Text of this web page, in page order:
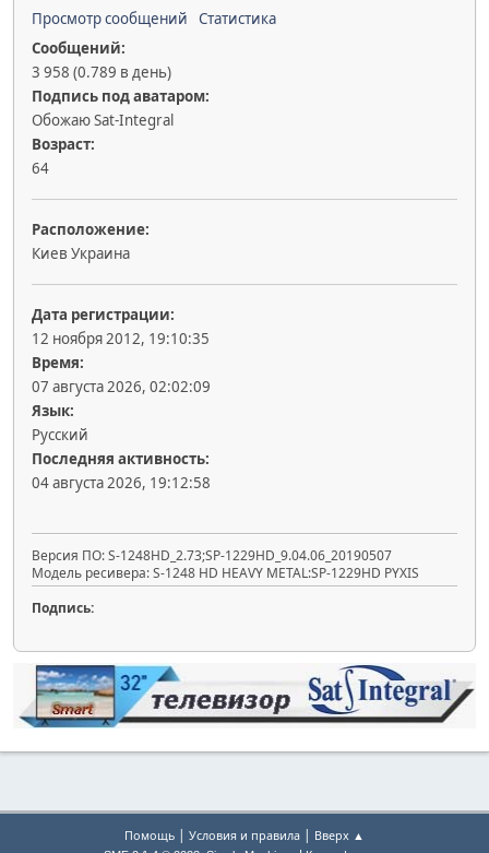
Просмотр сообщений
Статистика
Сообщений:
3 958 (0.789 в день)
Подпись под аватаром:
Обожаю Sat-Integral
Возраст:
64
Расположение:
Киев Украина
Дата регистрации:
12 ноября 2012, 19:10:35
Время:
07 августа 2026, 02:02:09
Язык:
Русский
Последняя активность:
04 августа 2026, 19:12:58
Версия ПО: S-1248HD_2.73;SP-1229HD_9.04.06_20190507
Модель ресивера: S-1248 HD HEAVY METAL:SP-1229HD PYXIS
Подпись:
Помощь | Условия и правила | Вверх ▲